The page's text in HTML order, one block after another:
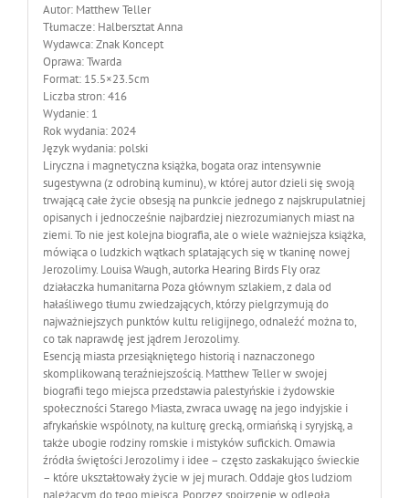
Autor: Matthew Teller
Tłumacze: Halbersztat Anna
Wydawca:Znak Koncept
Oprawa:Twarda
Format: 15.5×23.5cm
Liczba stron:416
Wydanie: 1
Rok wydania: 2024
Język wydania: polski
Liryczna i magnetyczna książka, bogata oraz intensywnie
sugestywna (z odrobiną kuminu), w której autor dzieli się swoją
trwającą całe życie obsesją na punkcie jednego z najskrupulatniej
opisanych i jednocześnie najbardziej niezrozumianych miast na
ziemi. To nie jest kolejna biografia, ale o wiele ważniejsza książka,
mówiąca o ludzkich wątkach splatających się w tkaninę nowej
Jerozolimy. Louisa Waugh, autorka Hearing Birds Fly oraz
działaczka humanitarna Poza głównym szlakiem, z dala od
hałaśliwego tłumu zwiedzających, którzy pielgrzymują do
najważniejszych punktów kultu religijnego, odnaleźć można to,
co tak naprawdę jest jądrem Jerozolimy.
Esencją miasta przesiąkniętego historią i naznaczonego
skomplikowaną teraźniejszością. Matthew Teller w swojej
biografii tego miejsca przedstawia palestyńskie i żydowskie
społeczności Starego Miasta, zwraca uwagę na jego indyjskie i
afrykańskie wspólnoty, na kulturę grecką, ormiańską i syryjską, a
także ubogie rodziny romskie i mistyków sufickich. Omawia
źródła świętości Jerozolimy i idee – często zaskakująco świeckie
– które ukształtowały życie w jej murach. Oddaje głos ludziom
należącym do tego miejsca. Poprzez spojrzenie w odległą